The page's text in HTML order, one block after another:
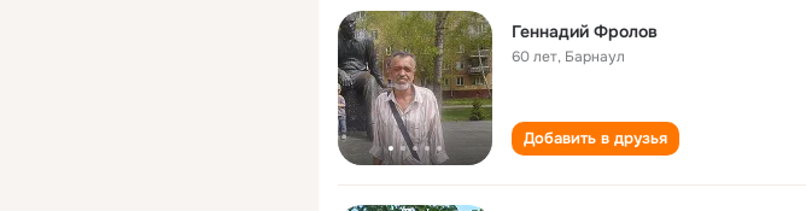
Геннадий Фролов
60 лет, Барнаул
Добавить в друзья